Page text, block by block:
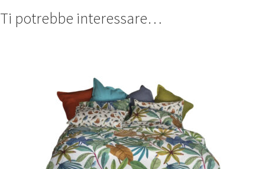
Ti potrebbe interessare…